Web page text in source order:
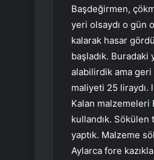
Başdeğirmen,
yeri olsaydı o gün
kalarak hasar
başladık.
alabilirdik ama
maliyeti 25 liraydı.
Kalan malzemeleri
kullandık.
yaptık. Malzeme
Aylarca fore